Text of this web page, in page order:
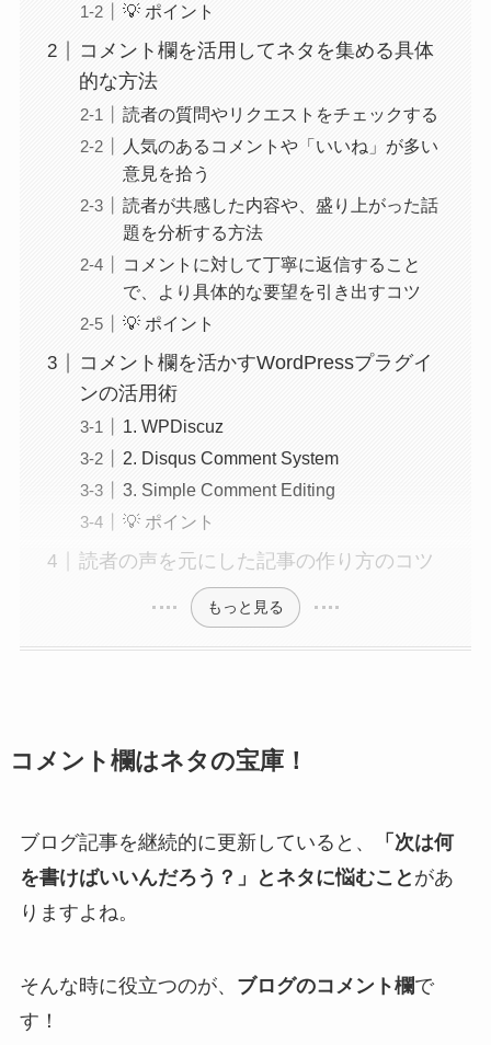
💡 ポイント
コメント欄を活用してネタを集める具体
的な方法
読者の質問やリクエストをチェックする
人気のあるコメントや「いいね」が多い
意見を拾う
読者が共感した内容や、盛り上がった話
題を分析する方法
コメントに対して丁寧に返信すること
で、より具体的な要望を引き出すコツ
💡 ポイント
コメント欄を活かすWordPressプラグイ
ンの活用術
1. WPDiscuz
2. Disqus Comment System
3. Simple Comment Editing
💡 ポイント
読者の声を元にした記事の作り方のコツ
もっと見る
コメント欄はネタの宝庫！
ブログ記事を継続的に更新していると、
「次は何
を書けばいいんだろう？」とネタに悩むこと があ
りますよね。
そんな時に役立つのが、 ブログのコメント欄で
す！